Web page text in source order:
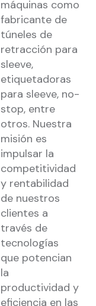
máquinas como
fabricante de
túneles de
retracción para
sleeve,
etiquetadoras
para sleeve, no-
stop, entre
otros. Nuestra
misión es
impulsar la
competitividad
y rentabilidad
de nuestros
clientes a
través de
tecnologías
que potencian
la
productividad y
eficiencia en las